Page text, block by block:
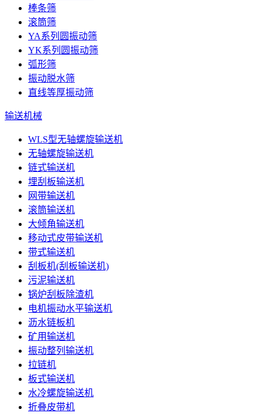
棒条筛
滚筒筛
YA系列圆振动筛
YK系列圆振动筛
弧形筛
振动脱水筛
直线等厚振动筛
输送机械
WLS型无轴螺旋输送机
无轴螺旋输送机
链式输送机
埋刮板输送机
网带输送机
滚筒输送机
大倾角输送机
移动式皮带输送机
带式输送机
刮板机(刮板输送机)
污泥输送机
锅炉刮板除渣机
电机振动水平输送机
沥水链板机
矿用输送机
振动整列输送机
拉链机
板式输送机
水冷螺旋输送机
折叠皮带机